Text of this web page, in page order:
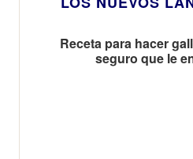
Receta para hacer
seguro que le